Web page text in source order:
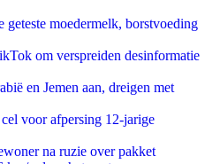
moedermelk, borstvoeding
om verspreiden desinformatie
en Jemen aan, dreigen met
voor afpersing 12-jarige
na ruzie over pakket